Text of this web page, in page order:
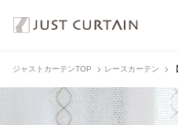
ジャストカーテンTOP レースカーテン